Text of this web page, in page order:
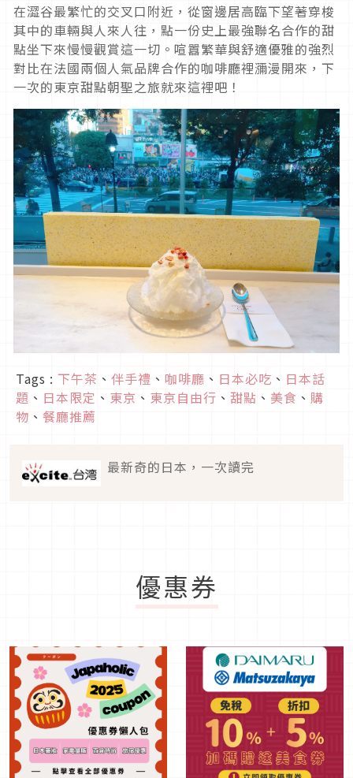
在澀谷最繁忙的交叉口附近，從窗邊居高臨下望著穿梭
其中的車輛與人來人往，點一份史上最強聯名合作的甜
點坐下來慢慢觀賞這一切。喧囂繁華與舒適優雅的強烈
對比在法國兩個人氣品牌合作的咖啡廳裡瀰漫開來，下
一次的東京甜點朝聖之旅就來這裡吧！
Tags : 下午茶 、 伴手禮 、 咖啡廳 、 日本必吃 、 日本話
題 、 日本限定 、 東京 、 東京自由行 、 甜點 、 美食 、 購
物 、 餐廳推薦
最新奇的日本，一次讀完
優惠券